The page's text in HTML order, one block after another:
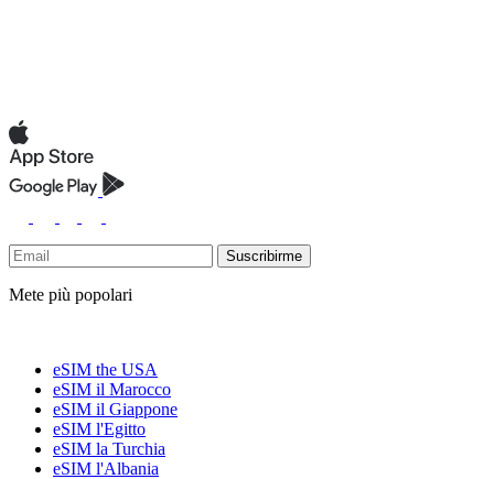
Suscribirme
Mete più popolari
eSIM the USA
eSIM il Marocco
eSIM il Giappone
eSIM l'Egitto
eSIM la Turchia
eSIM l'Albania